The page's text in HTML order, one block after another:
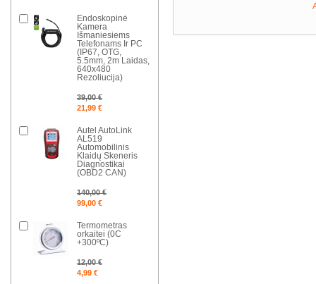
Endoskopinė
Kamera
Išmaniesiems
Telefonams Ir PC
(IP67, OTG,
5.5mm, 2m Laidas,
640x480
Rezoliucija)
39,00 €
21,99 €
Autel AutoLink
AL519
Automobilinis
Klaidų Skeneris
Diagnostikai
(OBD2 CAN)
140,00 €
99,00 €
Termometras
orkaitei (0C
+300ºC)
12,00 €
4,99 €